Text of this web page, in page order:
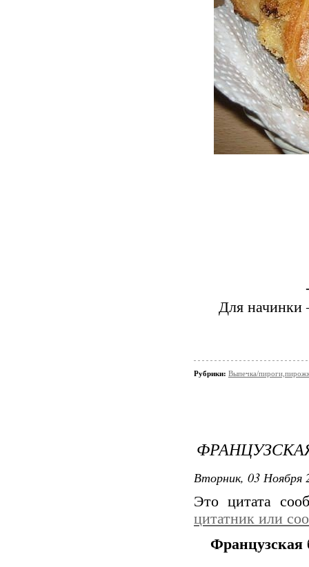
Для начинки
Рубрики: Выпечка/
Вторник, 03 Ноября
Это цитата
цитатник или
Французская